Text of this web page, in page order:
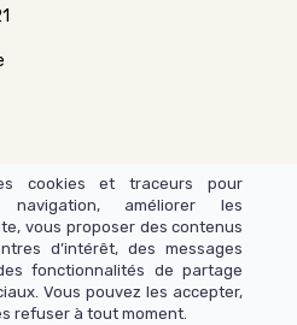
cookies et traceurs pour
navigation, améliorer les
vous proposer des contenus
d’intérêt, des messages
fonctionnalités de partage
Vous pouvez les accepter,
refuser à tout moment.